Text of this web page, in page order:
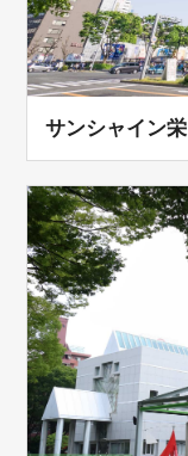
サンシャイン栄